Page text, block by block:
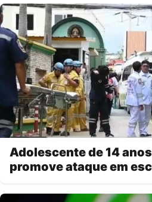
Adolescente de 14
promove ataque em